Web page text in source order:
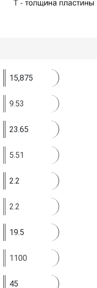
15,875
9.53
23.65
5.51
2.2
2.2
19.5
1100
45